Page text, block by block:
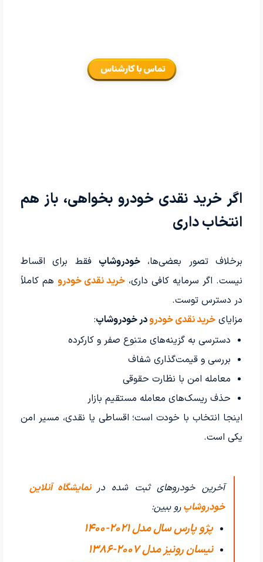
اگر خرید نقدی خودرو بخواهی، باز هم
انتخاب داری
برخلاف تصور بعضی‌ها، خودروشاپ فقط برای اقساط
نیست. اگر سرمایه کافی داری، خرید نقدی خودرو هم کاملاً
در دسترس توست.
مزایای خرید نقدی خودرودر خودروشاپ:
دسترسی به گزینه‌های متنوع صفر و کارکرده
بررسی و قیمت‌گذاری شفاف
معامله امن با نظارت حقوقی
حذف ریسک‌های معامله مستقیم بازار
اینجا انتخاب با خودت است؛ اقساطی یا نقدی، مسیر امن
یکی است.
آخرین خودروهای ثبت شده در نمایشگاه آنلاین
خودروشاپرو ببین:
پژو پارس سال مدل 2021-1400
نیسان رونیز مدل 2007-1386